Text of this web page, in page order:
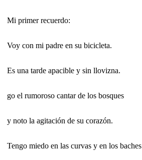
Mi primer recuerdo:
Voy con mi padre en su bicicleta.
Es una tarde apacible y sin llovizna.
go el rumoroso cantar de los bosques
y noto la agitación de su corazón.
Tengo miedo en las curvas y en los baches